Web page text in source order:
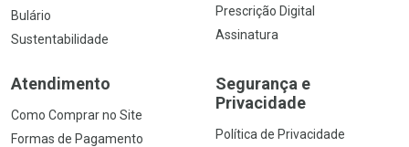
Bulário
Sustentabilidade
Prescrição Digital
Assinatura
Atendimento
Como Comprar no Site
Formas de Pagamento
Segurança e
Privacidade
Política de Privacidade